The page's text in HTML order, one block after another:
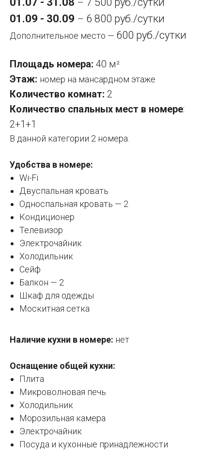
–
01.09 - 30.09 – 6 800 руб./сутки
Дополнительное место — 600 руб./сутки
Площадь номера: 40 м²
Этаж: номер на мансардном этаже
Количество комнат: 2
Количество спальных мест в номере:
2+1+1
В данной категории 2 номера.
Удобства в номере:
Wi-Fi
Двуспальная кровать
Односпальная кровать — 2
Кондиционер
Телевизор
Электрочайник
Холодильник
Сейф
Балкон — 2
Шкаф для одежды
Москитная сетка
Наличие кухни в номере: нет
Оснащение общей кухни:
Плита
Микроволновая печь
Холодильник
Морозильная камера
Электрочайник
Посуда и кухонные принадлежности